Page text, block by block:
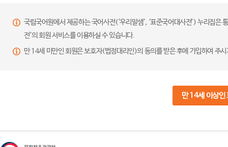
국립국어원에서 제공하는 국어사전(‘우리말샘’, ‘표준국어대사전’) 누리집
전’의 회원 서비스를 이용하실 수 있습니다.
만 14세 미만인 회원은 보호자(법정대리인)의 동의를 받은 후에 가입하여 주
만 14세 이상인